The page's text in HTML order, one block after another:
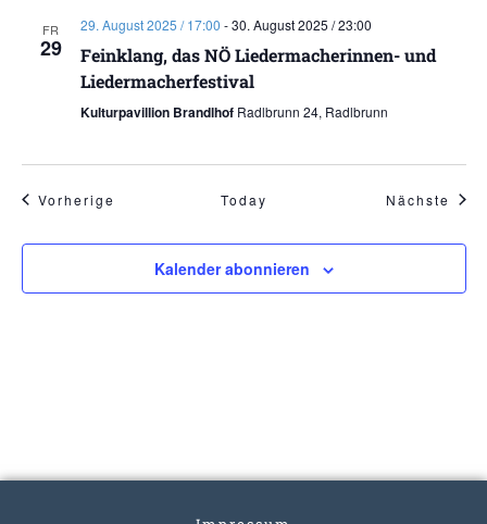
FR
29
29. August 2025 / 17:00 -30. August 2025 / 23:00
Feinklang, das NÖ Liedermacherinnen- und
Liedermacherfestival
Kulturpavillion Brandlhof Radlbrunn 24, Radlbrunn
Vorherige VeranstaltungenToday Nächste
Kalender abonnieren